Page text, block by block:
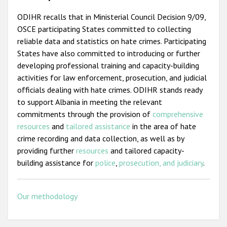
ODIHR recalls that in Ministerial Council Decision 9/09,
OSCE participating States committed to collecting
reliable data and statistics on hate crimes. Participating
States have also committed to introducing or further
developing professional training and capacity-building
activities for law enforcement, prosecution, and judicial
officials dealing with hate crimes. ODIHR stands ready
to support Albania in meeting the relevant
commitments through the provision of comprehensive
resources and tailored assistance in the area of hate
crime recording and data collection, as well as by
providing further resources and tailored capacity-
building assistance for police, prosecution, and judiciary.
Our methodology